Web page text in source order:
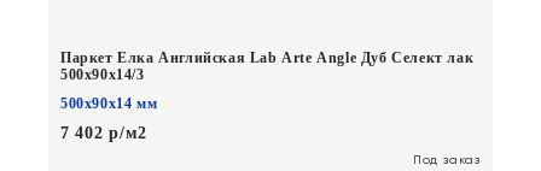
Паркет Елка Английская Lab Arte Angle Дуб Селект лак
500х90х14/3
500х90х14 мм
7 402 р/м2
Под заказ